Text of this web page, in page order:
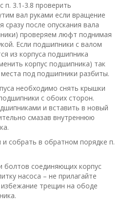
п. 3.1-3.8 проверить
вал руками если вращение
сразу после опускания вала
проверяем люфт поднимая
Если подшипники с валом
из корпуса подшипника
корпус подшипника) так
под подшипники разбиты.
необходимо снять крышки
с обоих сторон.
и вставить в новый
смазав внутреннюю
собрать в обратном порядке п.
болтов соединяющих корпус
насоса – не прилагайте
избежание трещин на ободе